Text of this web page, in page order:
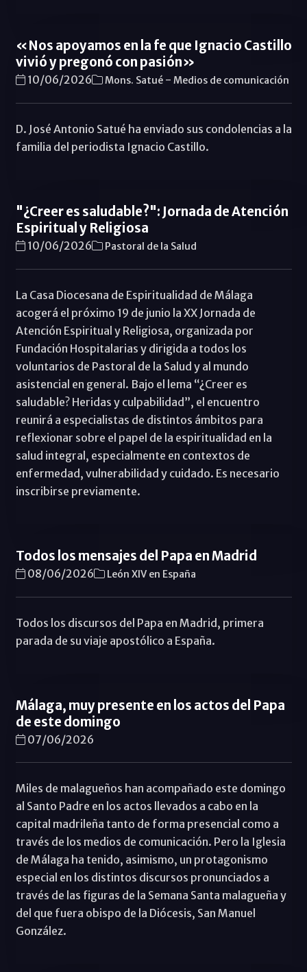
«Nos apoyamos en la fe que Ignacio Castillo
vivió y pregonó con pasión»
10/06/2026 Mons. Satué - Medios de comunicación
D. José Antonio Satué ha enviado sus condolencias a la
familia del periodista Ignacio Castillo.
"¿Creer es saludable?": Jornada de Atención
Espiritual y Religiosa
10/06/2026 Pastoral de la Salud
La Casa Diocesana de Espiritualidad de Málaga
acogerá el próximo 19 de junio la XX Jornada de
Atención Espiritual y Religiosa, organizada por
Fundación Hospitalarias y dirigida a todos los
voluntarios de Pastoral de la Salud y al mundo
asistencial en general. Bajo el lema “¿Creer es
saludable? Heridas y culpabilidad”, el encuentro
reunirá a especialistas de distintos ámbitos para
reflexionar sobre el papel de la espiritualidad en la
salud integral, especialmente en contextos de
enfermedad, vulnerabilidad y cuidado. Es necesario
inscribirse previamente.
Todos los mensajes del Papa en Madrid
08/06/2026 León XIV en España
Todos los discursos del Papa en Madrid, primera
parada de su viaje apostólico a España.
Málaga, muy presente en los actos del Papa
de este domingo
07/06/2026
Miles de malagueños han acompañado este domingo
al Santo Padre en los actos llevados a cabo en la
capital madrileña tanto de forma presencial como a
través de los medios de comunicación. Pero la Iglesia
de Málaga ha tenido, asimismo, un protagonismo
especial en los distintos discursos pronunciados a
través de las figuras de la Semana Santa malagueña y
del que fuera obispo de la Diócesis, San Manuel
González.